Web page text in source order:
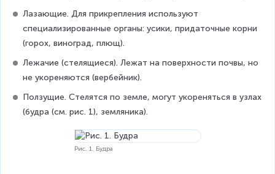
Лазающие. Для прикрепления используют
специализированные органы: усики, придаточные корни
(горох, виноград, плющ).
Лежачие (стелящиеся). Лежат на поверхности почвы, но
не укореняются (вербейник).
Ползущие. Стелятся по земле, могут укореняться в узлах
(будра (см. рис. 1), земляника).
Рис. 1. Будра